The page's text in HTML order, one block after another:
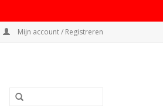
Mijn account / Registreren